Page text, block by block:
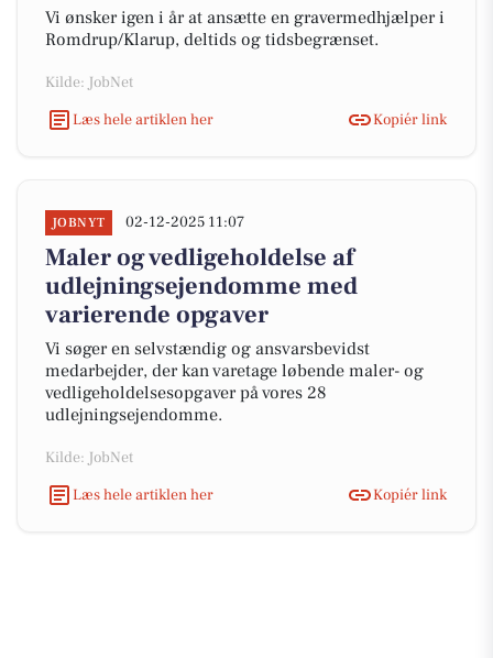
Vi ønsker igen i år at ansætte en gravermedhjælper i
Romdrup/Klarup, deltids og tidsbegrænset.
Kilde: JobNet
Læs hele artiklen her
Kopiér link
JOBNYT 02-12-2025 11:07
Maler og vedligeholdelse af
udlejningsejendomme med
varierende opgaver
Vi søger en selvstændig og ansvarsbevidst
medarbejder, der kan varetage løbende maler- og
vedligeholdelsesopgaver på vores 28
udlejningsejendomme.
Kilde: JobNet
Læs hele artiklen her
Kopiér link